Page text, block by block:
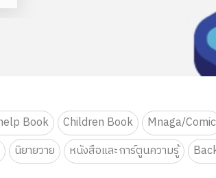
Book Children Book Mnaga/Comic
นิยายวาย หนังสือและการ์ตูนความรู้